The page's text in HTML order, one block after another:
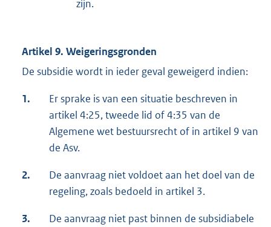
zijn.
Artikel 9. Weigeringsgronden
De subsidie wordt in ieder geval geweigerd indien:
1.
Er sprake is van een situatie beschreven in
artikel 4:25, tweede lid of 4:35 van de
Algemene wet bestuursrecht of in artikel 9 van
de Asv.
2.
De aanvraag niet voldoet aan het doel van de
regeling, zoals bedoeld in artikel 3.
3. De aanvraag niet past binnen de subsidiabele